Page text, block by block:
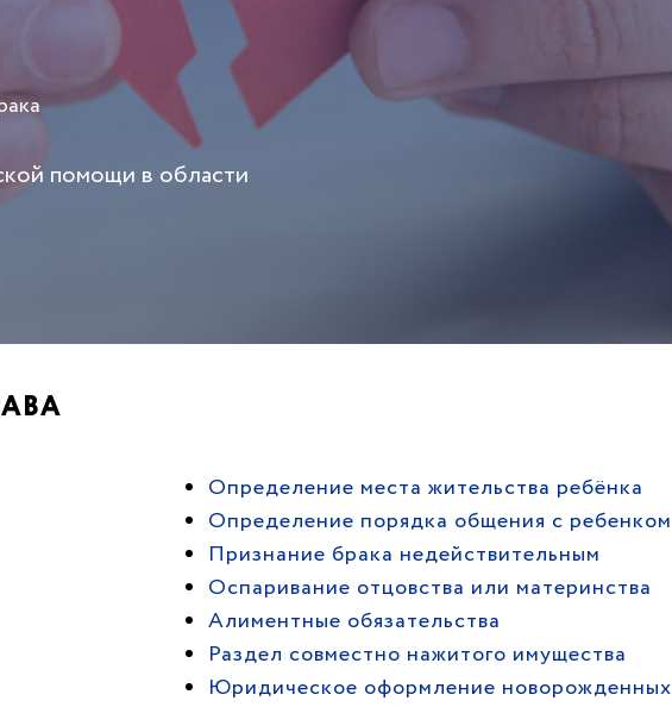
помощи в области
Определение места жительства ребёнка
Определение порядка общения с ребенком
Признание брака недействительным
Оспаривание отцовства или материнства
Алиментные обязательства
Раздел совместно нажитого имущества
Юридическое оформление новорожденных